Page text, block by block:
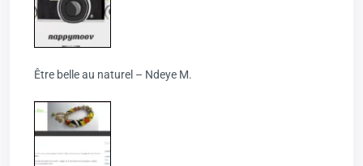
Être belle au naturel – Ndeye M.